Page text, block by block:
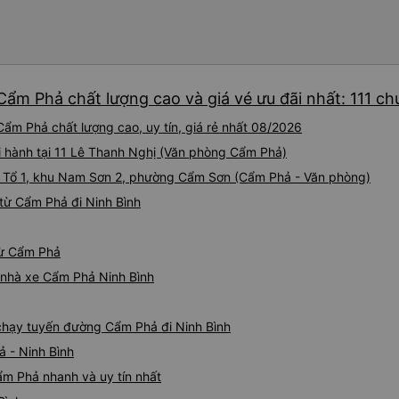
Phả chất lượng cao và giá vé ưu đãi nhất: 111
Phả chất lượng cao, uy tín, giá rẻ nhất 08/2026
tại 11 Lê Thanh Nghị (Văn phòng Cẩm Phả)
1, khu Nam Sơn 2, phường Cẩm Sơn (Cẩm Phả - Văn phòng)
Cẩm Phả đi Ninh Bình
Cẩm Phả
xe Cẩm Phả Ninh Bình
tuyến đường Cẩm Phả đi Ninh Bình
- Ninh Bình
Phả nhanh và uy tín nhất